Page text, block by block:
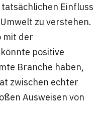
Einfluss
zu verstehen.
mit der
positive
Branche haben,
zwischen echter
Ausweisen von